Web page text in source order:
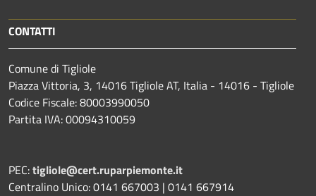
CONTATTI
Comune di Tigliole
Piazza Vittoria, 3, 14016 Tigliole AT, Italia - 14016 - Tigliole
Codice Fiscale: 80003990050
Partita IVA: 00094310059
PEC:tigliole@cert.ruparpiemonte.it
Centralino Unico: 0141 667003 | 0141 667914